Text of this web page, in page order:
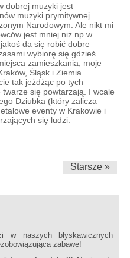
dobrej muzyki jest
muzyki prymitywnej.
Narodowym. Ale nikt mi
jest mniej niż np w
da się robić dobre
wybiorę się gdzieś
zamieszkania, moje
Śląsk i Ziemia
tak jeżdżąc po tych
się powtarzają. I wcale
Dziubka (który zalicza
eventy w Krakowie i
się ludzi.
Starsze »
w naszych błyskawicznych
zabawę!